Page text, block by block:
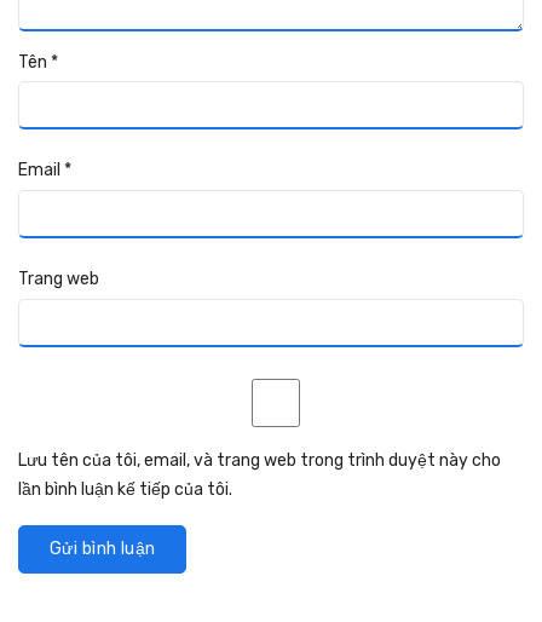
Tên *
Email *
Trang web
Lưu tên của tôi, email, và trang web trong trình duyệt này cho
lần bình luận kế tiếp của tôi.